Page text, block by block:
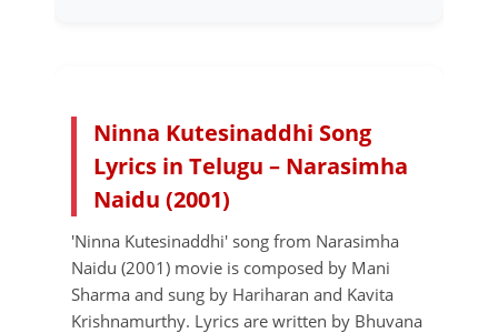
Ninna Kutesinaddhi Song
Lyrics in Telugu – Narasimha
Naidu (2001)
'Ninna Kutesinaddhi' song from Narasimha
Naidu (2001) movie is composed by Mani
Sharma and sung by Hariharan and Kavita
Krishnamurthy. Lyrics are written by Bhuvana